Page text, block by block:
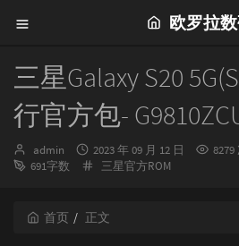
欧罗拉
三星Galaxy S20
行官方包-
博
主：
admin
发
布
2023 年 09 月 12 日
691字数
分
三星官方ROM
首页 正文